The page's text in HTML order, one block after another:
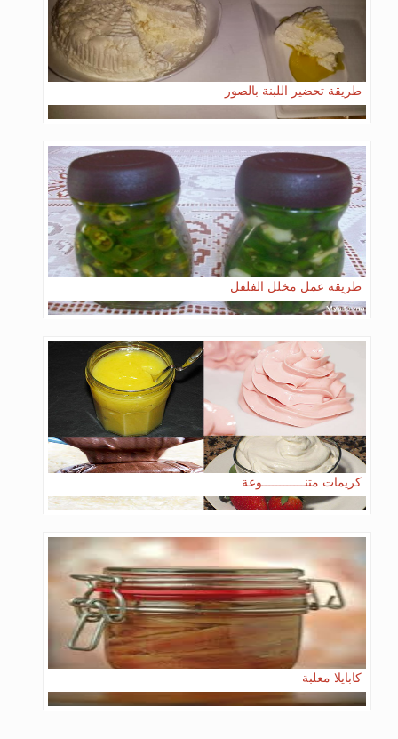
طريقة تحضير اللبنة بالصور
طريقة عمل مخلل الفلفل
كريمات متنــــــــــــوعة
كابايلا معلبة